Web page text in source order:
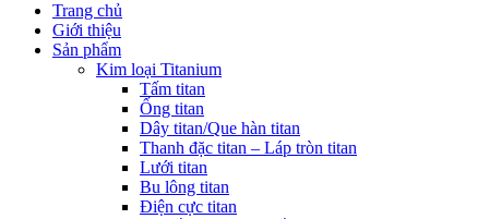
Trang chủ
Giới thiệu
Sản phẩm
Kim loại Titanium
Tấm titan
Ống titan
Dây titan/Que hàn titan
Thanh đặc titan – Láp tròn titan
Lưới titan
Bu lông titan
Điện cực titan